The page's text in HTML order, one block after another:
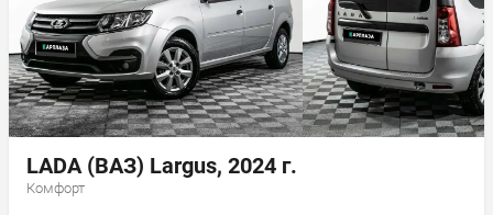
LADA (ВАЗ) Largus, 2024 г.
Комфорт